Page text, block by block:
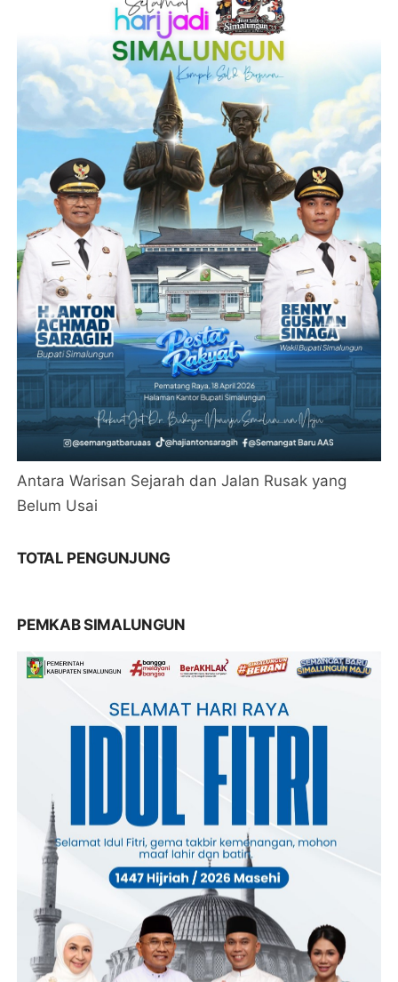
Antara Warisan Sejarah dan Jalan Rusak yang
Belum Usai
TOTAL PENGUNJUNG
PEMKAB SIMALUNGUN